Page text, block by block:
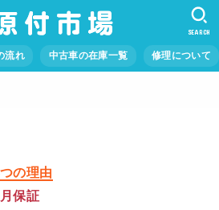
流れ 中古車の在庫一覧 修理について
SEARCH
の理由
保証